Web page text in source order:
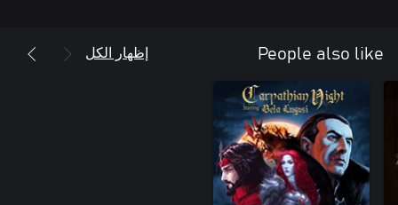
People also like إظهار الكل